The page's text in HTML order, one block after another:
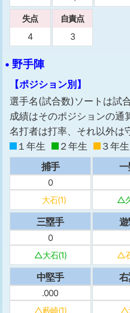
失点
4
自責点
3
• 野手陣
【ポジション別】
選手名(試合数)ソートは試
成績はそのポジションの通
名打者は打率、それ以外は
１年生
２年生
３年生
捕手
0
大石(1)
△
三塁手
0
△大石(1)
△
中堅手
.000
△藪崎(1)
△